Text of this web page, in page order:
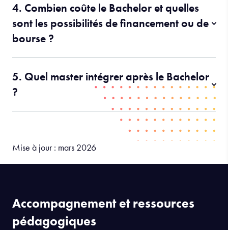
4. Combien coûte le Bachelor et quelles
sont les possibilités de financement ou de
bourse ?
5. Quel master intégrer après le Bachelor
?
Mise à jour : mars 2026
Accompagnement et ressources
pédagogiques